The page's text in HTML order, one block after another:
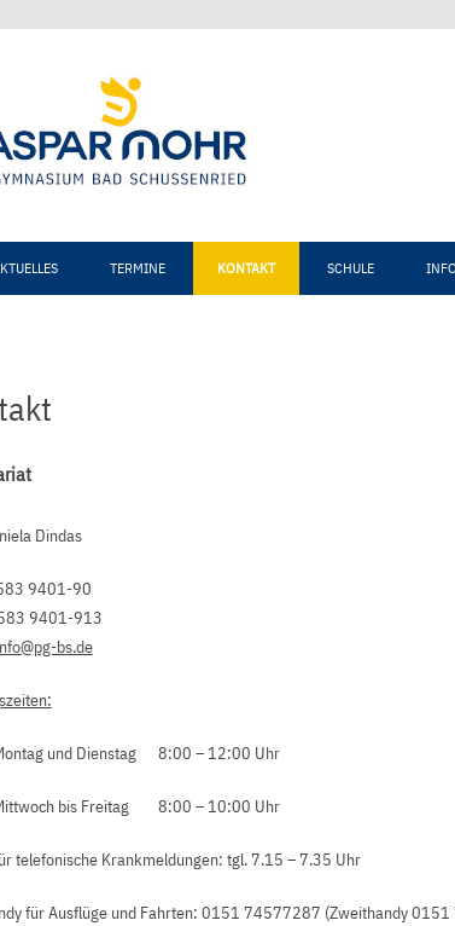
TERMINE KONTAKT SCHULE
Dindas
9401-90
9401-913
bs.de
und Dienstag 8:00 – 12:00 Uhr
bis Freitag 8:00 – 10:00 Uhr
telefonische Krankmeldungen: tgl. 7.15 – 7.35 Uhr
für Ausflüge und Fahrten: 0151 74577287 (Zweithandy